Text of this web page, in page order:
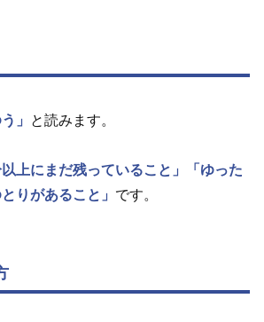
」 と読みます。
以上にまだ残っていること」
「ゆった
りがあること」 です。